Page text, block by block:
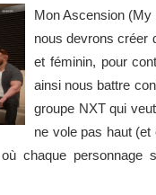
Mon Ascension (My
nous devrons créer
et féminin, pour
ainsi nous battre
groupe NXT qui
ne vole pas haut (et
chaque personnage